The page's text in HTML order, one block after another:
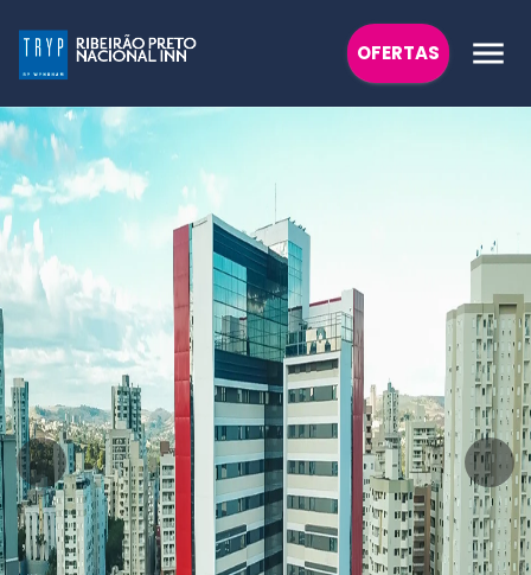
OFERTAS